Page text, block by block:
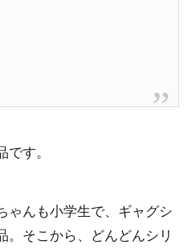
す。
ゃんも小学生で、ギャグシ
。そこから、どんどんシリ